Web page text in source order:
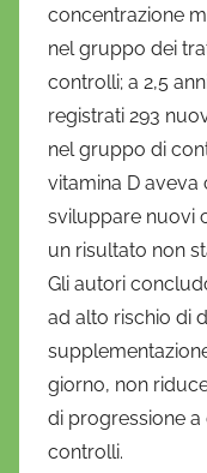
concentrazione
nel gruppo dei
controlli; a 2,5
registrati 293
nel gruppo di
vitamina D aveva
sviluppare nuovi
un risultato non
Gli autori
ad alto rischio di
giorno, non
di progressione
controlli.